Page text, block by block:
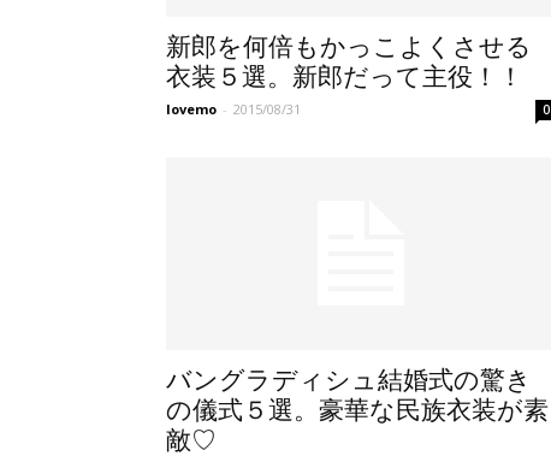
新郎を何倍もかっこよくさせる
衣装５選。新郎だって主役！！
lovemo - 2015/08/31 0
バングラディシュ結婚式の驚き
の儀式５選。豪華な民族衣装が素
敵♡